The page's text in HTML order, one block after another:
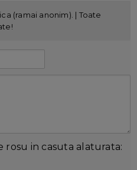
(ramai anonim). | Toate
rosu in casuta alaturata: